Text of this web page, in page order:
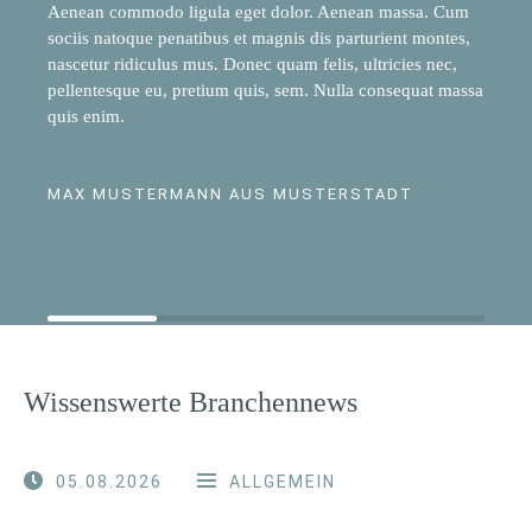
Aenean commodo ligula eget dolor. Aenean massa. Cum
sociis natoque penatibus et magnis dis parturient montes,
nascetur ridiculus mus. Donec quam felis, ultricies nec,
pellentesque eu, pretium quis, sem. Nulla consequat massa
quis enim.
MAX MUSTERMANN AUS MUSTERSTADT
Wissenswerte Branchennews
05.08.2026 ALLGEMEIN